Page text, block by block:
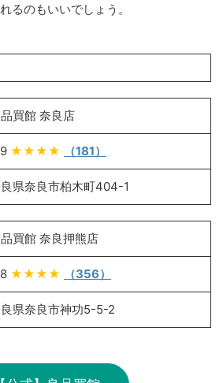
るのもいいでしょう。
買館 奈良店
★★★★ （181）
県奈良市柏木町404-1
買館 奈良押熊店
★★★★ （356）
県奈良市神功5-5-2